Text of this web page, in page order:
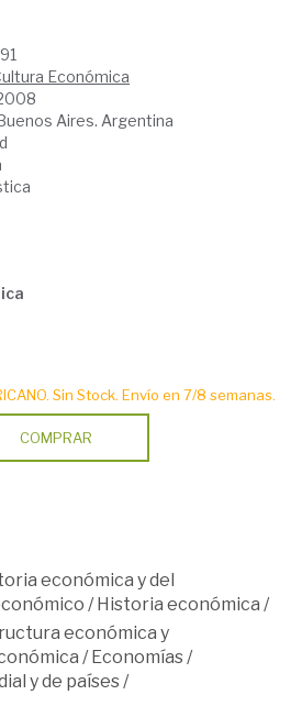
Económica
Aires. Argentina
Sin Stock. Envío en 7/8 semanas.
COMPRAR
económica y del
/Historia económica /
económica y
/Economías/
y de países/